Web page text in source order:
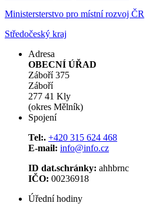
Ministersterstvo pro místní rozvoj ČR
Středočeský kraj
Adresa
OBECNÍ ÚŘAD
Záboří 375
Záboří
277 41 Kly
(okres Mělník)
Spojení
Tel:. +420 315 624 468
E-mail: info@info.cz
ID dat.schránky: ahhbrnc
IČO: 00236918
Úřední hodiny